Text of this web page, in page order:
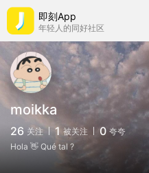
即刻App
年轻人的同好社区
moikka
26 关注 1 被关注 0 夸夸
Hola 👋 Qué tal ?